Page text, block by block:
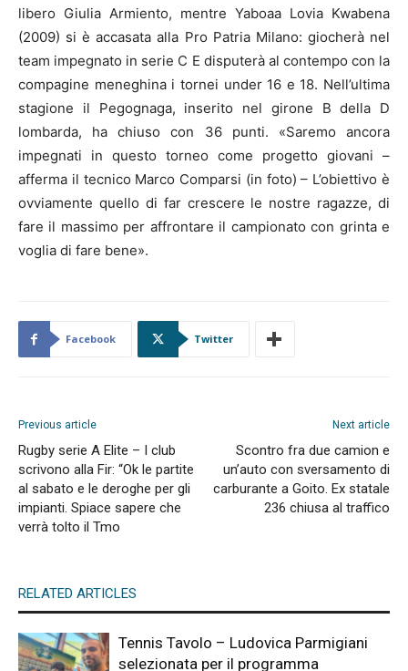
libero Giulia Armiento, mentre Yaboaa Lovia Kwabena
(2009) si è accasata alla Pro Patria Milano: giocherà nel
team impegnato in serie C E disputerà al contempo con la
compagine meneghina i tornei under 16 e 18. Nell’ultima
stagione il Pegognaga, inserito nel girone B della D
lombarda, ha chiuso con 36 punti. «Saremo ancora
impegnati in questo torneo come progetto giovani –
afferma il tecnico Marco Comparsi (in foto) – L’obiettivo è
ovviamente quello di far crescere le nostre ragazze, di
fare il massimo per affrontare il campionato con grinta e
voglia di fare bene».
Facebook Twitter
Previous article
Rugby serie A Elite – I club
scrivono alla Fir: “Ok le partite
al sabato e le deroghe per gli
impianti. Spiace sapere che
verrà tolto il Tmo
Next article
Scontro fra due camion e
un’auto con sversamento di
carburante a Goito. Ex statale
236 chiusa al traffico
RELATED ARTICLES
Tennis Tavolo – Ludovica Parmigiani
selezionata per il programma